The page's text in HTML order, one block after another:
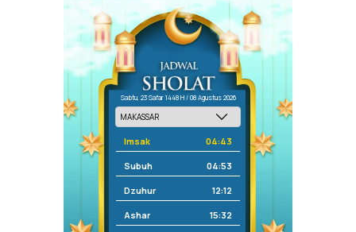
Sabtu, 23 Safar 1448 H / 08 Agustus 2026
Imsak 04:43
Subuh 04:53
Dzuhur 12:12
Ashar 15:32